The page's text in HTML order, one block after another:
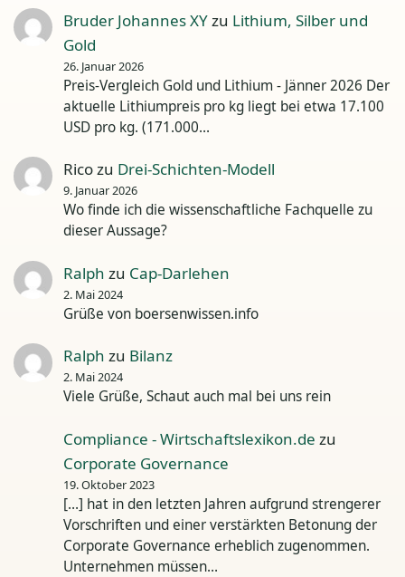
Bruder Johannes XYzu Lithium, Silber und
Gold
26. Januar 2026
Preis-Vergleich Gold und Lithium - Jänner 2026 Der
aktuelle Lithiumpreis pro kg liegt bei etwa 17.100
USD pro kg. (171.000…
Ricozu Drei-Schichten-Modell
9. Januar 2026
Wo finde ich die wissenschaftliche Fachquelle zu
dieser Aussage?
Ralph zu Cap-Darlehen
2. Mai 2024
Grüße von boersenwissen.info
Ralph zu Bilanz
2. Mai 2024
Viele Grüße, Schaut auch mal bei uns rein
Compliance - Wirtschaftslexikon.de zu
Corporate Governance
19. Oktober 2023
[…] hat in den letzten Jahren aufgrund strengerer
Vorschriften und einer verstärkten Betonung der
Corporate Governance erheblich zugenommen.
Unternehmen müssen…